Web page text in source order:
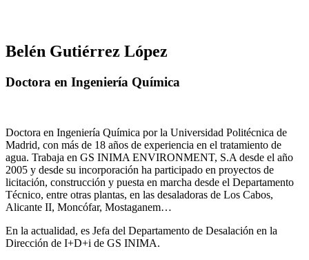
Belén Gutiérrez López
Doctora en Ingeniería Química
Doctora en Ingeniería Química por la Universidad Politécnica de
Madrid, con más de 18 años de experiencia en el tratamiento de
agua. Trabaja en GS INIMA ENVIRONMENT, S.A desde el año
2005 y desde su incorporación ha participado en proyectos de
licitación, construcción y puesta en marcha desde el Departamento
Técnico, entre otras plantas, en las desaladoras de Los Cabos,
Alicante II, Moncófar, Mostaganem…
En la actualidad, es Jefa del Departamento de Desalación en la
Dirección de I+D+i de GS INIMA.